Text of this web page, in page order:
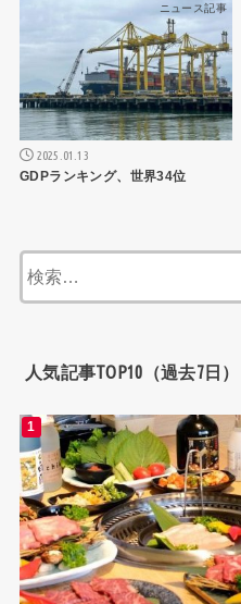
ニュース記事
2025.01.13
GDPランキング、世界34位
人気記事TOP10（過去7日）